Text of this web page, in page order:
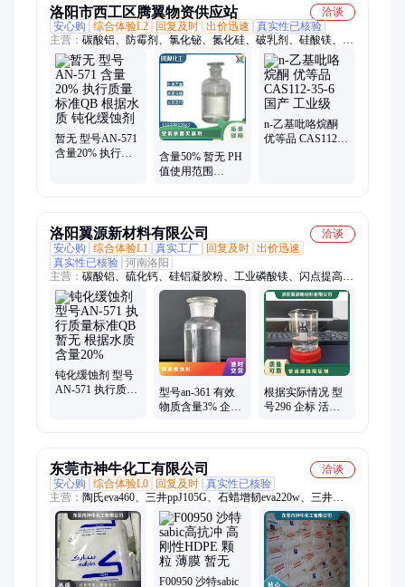
洛阳市西工区腾翼物资供应站
洽谈
安心购
综合体验L2 回复及时 出价迅速
真实性已核验
主营： 碳酸铝、防霉剂、氯化铋、氮化硅、破乳剂、硅酸镁、磷
酸铝、化学试剂、抗静电剂、乙酸乙酯、氢氧化镁、焦磷酸钠、
干燥通风、次磷酸镁、氯化氢乙醇、氯化氢甲醇、聚丙烯酸钾、
闪点提高剂、柴油降凝剂、硫代硫酸铵、聚丙烯酰胺、多聚磷酸
钠、25公斤纸板桶、硫代乙醇酸钠、高分子絮凝剂
暂无 型号AN-571
含量20% 执行质
含量50% 暂无 PH
值使用范围
n-乙基吡咯烷酮
优等品 CAS112-
洛阳翼源新材料有限公司
洽谈
安心购
综合体验L1 真实工厂 回复及时 出价迅速
真实性已核验 河南洛阳
主营： 碳酸铝、硫化钙、硅铝凝胶粉、工业磷酸镁、闪点提高
剂、表面活性剂、耐火材料、水处理原材料
钝化缓蚀剂 型号
AN-571 执行质量
型号an-361 有效
物质含量3% 企标
根据实际情况 型
号296 企标 活性
东莞市神牛化工有限公司
洽谈
安心购
综合体验L0 回复及时 真实性已核验
主营： 陶氏eva460、三井ppJ105G、石蜡增韧eva220w、三井
eva260、热熔级eva250、普瑞曼ppj105g
F00950 沙特sabic